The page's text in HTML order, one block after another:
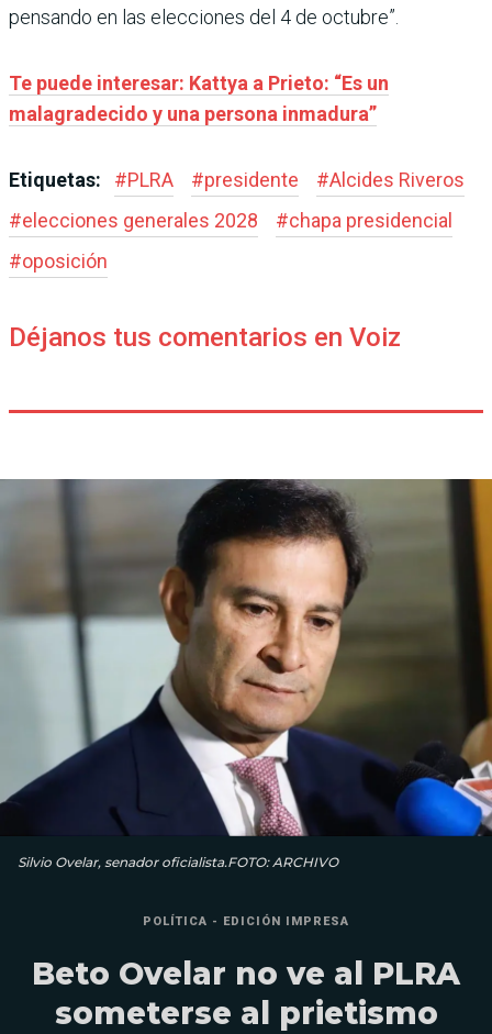
pensando en las elecciones del 4 de octubre”.
Te puede interesar: Kattya a Prieto: “Es un
malagradecido y una persona inmadura”
Etiquetas: #PLRA #presidente #Alcides Riveros
#elecciones generales 2028 #chapa presidencial
#oposición
Déjanos tus comentarios en Voiz
Silvio Ovelar, senador oficialista.FOTO: ARCHIVO
POLÍTICA - EDICIÓN IMPRESA
Beto Ovelar no ve al PLRA
someterse al prietismo